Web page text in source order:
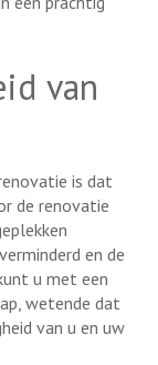
van
is dat
de renovatie
en de
u met een
wetende dat
van u en uw